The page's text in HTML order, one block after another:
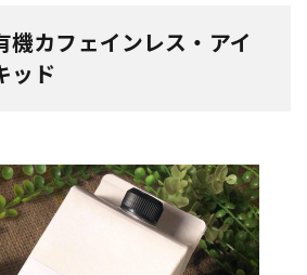
機カフェインレス・アイ
ッド